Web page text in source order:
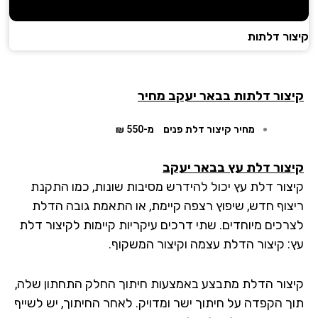
דלתות
דלתות בבאר יעקב מחיר
מחיר קיצור דלת פנים מ-550 ₪
דלת עץ בבאר יעקב
דלת עץ יכול להידרש מסיבות שונות, כמו התקנת
חדש, שיפוץ רצפה קיימת, או התאמת גובה הדלת
מיוחדים. שתי דרכים עיקריות קיימות לקיצור דלת
קיצור הדלת עצמה וקיצור המשקוף.
הדלת מתבצע באמצעות חיתוך החלק התחתון שלה,
הקפדה על חיתוך ישר ומדויק. לאחר החיתוך, יש לשייף